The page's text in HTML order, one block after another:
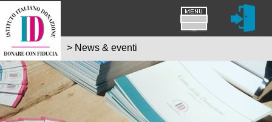
> News & eventi